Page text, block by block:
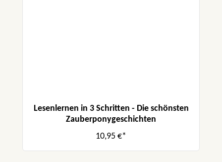
Lesenlernen in 3 Schritten - Die schönsten
Zauberponygeschichten
10,95 €*